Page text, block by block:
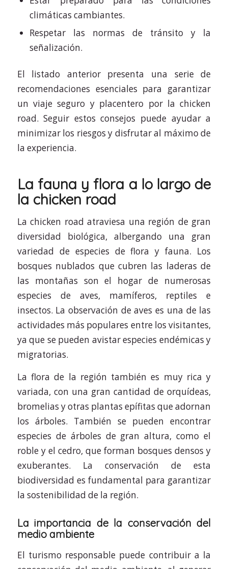
climáticas cambiantes.
Respetar las normas de tránsito y la
señalización.
El listado anterior presenta una serie de
recomendaciones esenciales para garantizar
un viaje seguro y placentero por la chicken
road. Seguir estos consejos puede ayudar a
minimizar los riesgos y disfrutar al máximo de
la experiencia.
La fauna y flora a lo largo de
la chicken road
La chicken road atraviesa una región de gran
diversidad biológica, albergando una gran
variedad de especies de flora y fauna. Los
bosques nublados que cubren las laderas de
las montañas son el hogar de numerosas
especies de aves, mamíferos, reptiles e
insectos. La observación de aves es una de las
actividades más populares entre los visitantes,
ya que se pueden avistar especies endémicas y
migratorias.
La flora de la región también es muy rica y
variada, con una gran cantidad de orquídeas,
bromelias y otras plantas epífitas que adornan
los árboles. También se pueden encontrar
especies de árboles de gran altura, como el
roble y el cedro, que forman bosques densos y
exuberantes. La conservación de esta
biodiversidad es fundamental para garantizar
la sostenibilidad de la región.
La importancia de la conservación del
medio ambiente
El turismo responsable puede contribuir a la